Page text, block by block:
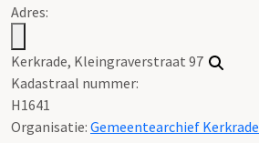
Adres:
Kerkrade, Kleingraverstraat 97
Kadastraal nummer:
H1641
Organisatie: Gemeentearchief Kerkrade